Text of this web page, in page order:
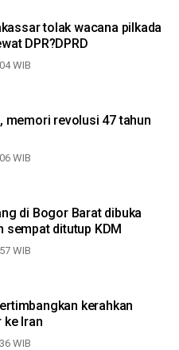
tolak wacana pilkada
DPR?DPRD
WIB
memori revolusi 47 tahun
WIB
di Bogor Barat dibuka
sempat ditutup KDM
WIB
kerahkan
ke Iran
WIB